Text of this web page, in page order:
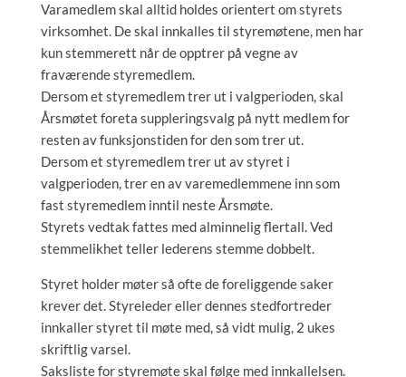
Varamedlem skal alltid holdes orientert om styrets
virksomhet. De skal innkalles til styremøtene, men har
kun stemmerett når de opptrer på vegne av
fraværende styremedlem.
Dersom et styremedlem trer ut i valgperioden, skal
Årsmøtet foreta suppleringsvalg på nytt medlem for
resten av funksjonstiden for den som trer ut.
Dersom et styremedlem trer ut av styret i
valgperioden, trer en av varemedlemmene inn som
fast styremedlem inntil neste Årsmøte.
Styrets vedtak fattes med alminnelig flertall. Ved
stemmelikhet teller lederens stemme dobbelt.
Styret holder møter så ofte de foreliggende saker
krever det. Styreleder eller dennes stedfortreder
innkaller styret til møte med, så vidt mulig, 2 ukes
skriftlig varsel.
Saksliste for styremøte skal følge med innkallelsen.